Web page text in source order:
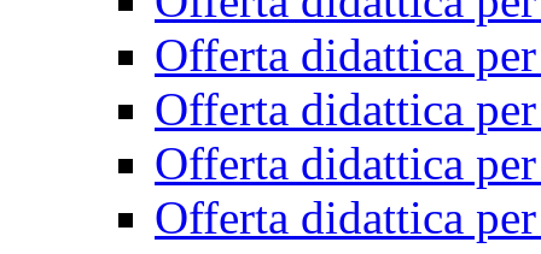
Offerta didattica
Offerta didattica
Offerta didattica
Offerta didattica